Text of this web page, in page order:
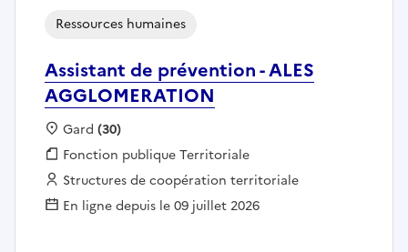
Assistant de prévention - ALES
AGGLOMERATION
Ressources humaines
Localisation :
Gard (30)
Fonction publique :
Fonction publique Territoriale
Employeur :
Structures de coopération territoriale
En ligne depuis le 09 juillet 2026